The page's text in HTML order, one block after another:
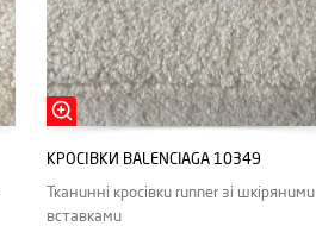
КРОСІВКИ BALENCIAGA 10349
Тканинні кросівки runner зі шкіряними
вставками